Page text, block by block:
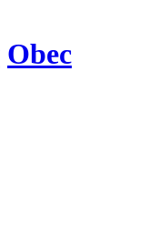
Obec